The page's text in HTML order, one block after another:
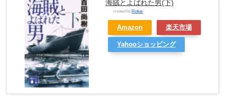
海賊とよばれた男(下)
created by Rinker
Amazon 楽天市場
Yahooショッピング